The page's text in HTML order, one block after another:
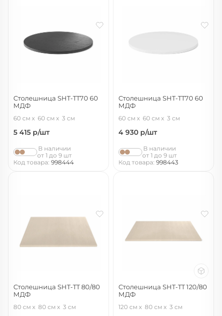
Столешница SHT-TT70 60
МДФ
60 см 60 см 3 см
5 415 р/шт
В наличии
от 1 до 9 шт
Код товара: 998444
Столешница SHT-TT70 60
МДФ
60 см 60 см 3 см
4 930 р/шт
В наличии
от 1 до 9 шт
Код товара: 998443
Столешница SHT-TT 80/80
МДФ
80 см 80 см 3 см
Столешница SHT-TT 120/80
МДФ
120 см 80 см 3 см